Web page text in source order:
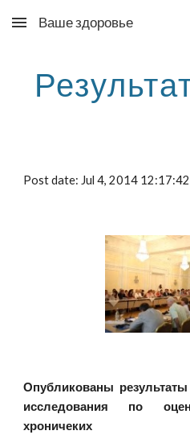
Skip to main content
Ваше здоровье
Post date: Jul 4, 2014
Опубликованы
исследования по
хроничеких